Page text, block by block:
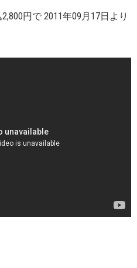
円で 2011年09月17日より